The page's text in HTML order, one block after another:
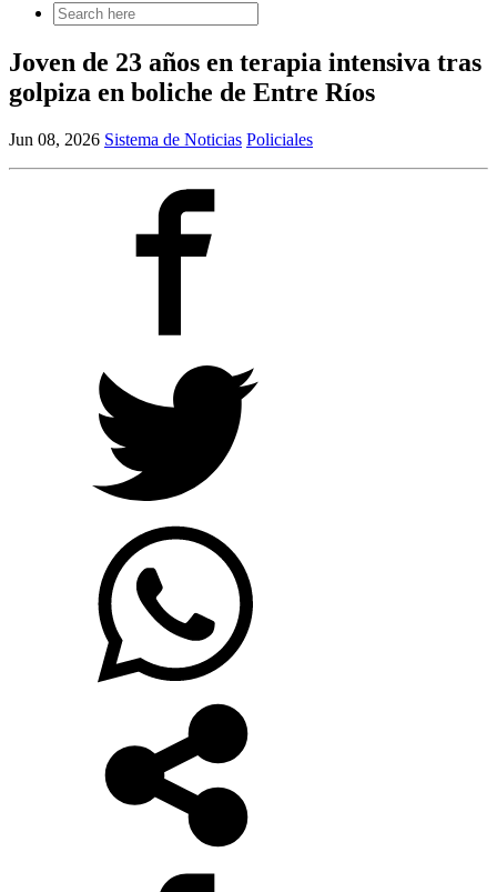
Search
for:
Joven de 23 años en terapia intensiva tras
golpiza en boliche de Entre Ríos
Jun 08, 2026 Sistema de Noticias Policiales